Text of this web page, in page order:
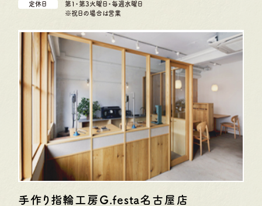
定休日
第1・第3火曜日・毎週水曜日
※祝日の場合は営業
手作り指輪工房G.festa名古屋店